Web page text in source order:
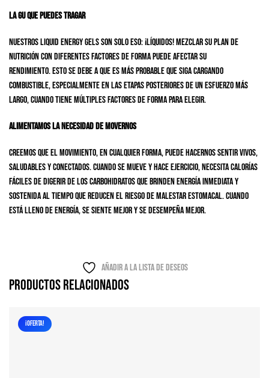
La GU que puedes tragar
Nuestros Liquid Energy Gels son solo eso: ¡líquidos! Mezclar su plan de
nutrición con diferentes factores de forma puede afectar su
rendimiento. Esto se debe a que es más probable que siga cargando
combustible, especialmente en las etapas posteriores de un esfuerzo más
largo, cuando tiene múltiples factores de forma para elegir.
Alimentamos la necesidad de movernos
Creemos que el movimiento, en cualquier forma, puede hacernos sentir vivos,
saludables y conectados. Cuando se mueve y hace ejercicio, necesita calorías
fáciles de digerir de los carbohidratos que brinden energía inmediata y
sostenida al tiempo que reducen el riesgo de malestar estomacal. Cuando
está lleno de energía, se siente mejor y se desempeña mejor.
Añadir a la lista de deseos
Productos relacionados
¡OFERTA!